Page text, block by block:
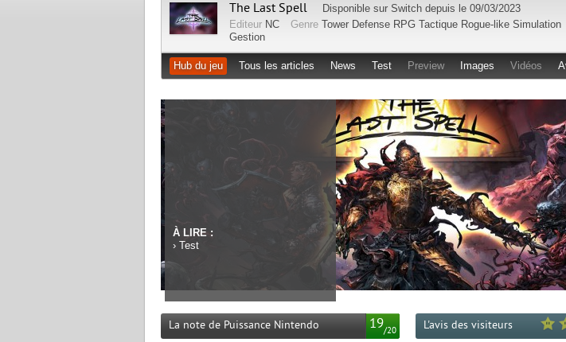
The Last Spell Disponible sur Switch depuis le 09/03/2023
Editeur NC Genre Tower Defense RPG Tactique Rogue-like Simulation
Gestion
Hub du jeu Tous les articles News Test Preview Images Vidéos
À LIRE :
› Test
19/20
La note de Puissance Nintendo L'avis des visiteurs